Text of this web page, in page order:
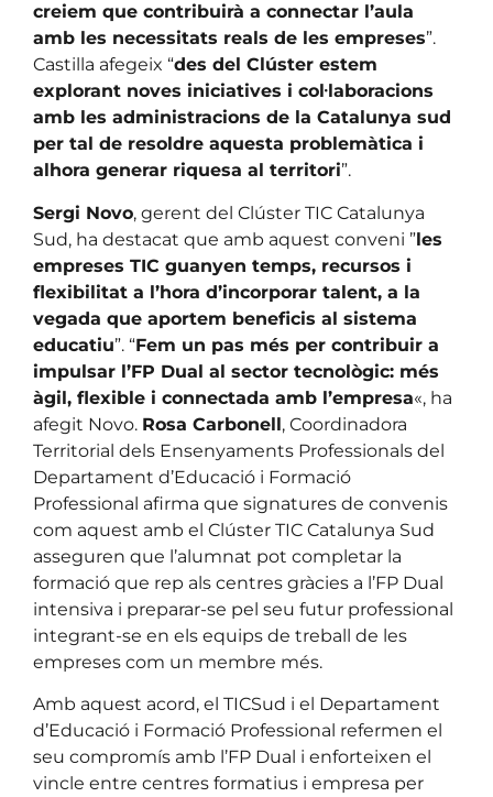
creiem que contribuirà a connectar l’aula
amb les necessitats reals de les empreses”.
Castilla afegeix “des del Clúster estem
explorant noves iniciatives i col·laboracions
amb les administracions de la Catalunya sud
per tal de resoldre aquesta problemàtica i
alhora generar riquesa al territori”.
Sergi Novo, gerent del Clúster TIC Catalunya
Sud, ha destacat que amb aquest conveni ”les
empreses TIC guanyen temps, recursos i
flexibilitat a l’hora d’incorporar talent, a la
vegada que aportem beneficis al sistema
educatiu”. “Fem un pas més per contribuir a
impulsar l’FP Dual al sector tecnològic: més
àgil, flexible i connectada amb l’empresa«, ha
afegit Novo. Rosa Carbonell, Coordinadora
Territorial dels Ensenyaments Professionals del
Departament d’Educació i Formació
Professional afirma que signatures de convenis
com aquest amb el Clúster TIC Catalunya Sud
asseguren que l’alumnat pot completar la
formació que rep als centres gràcies a l’FP Dual
intensiva i preparar-se pel seu futur professional
integrant-se en els equips de treball de les
empreses com un membre més.
Amb aquest acord, el TICSud i el Departament
d’Educació i Formació Professional refermen el
seu compromís amb l’FP Dual i enforteixen el
vincle entre centres formatius i empresa per